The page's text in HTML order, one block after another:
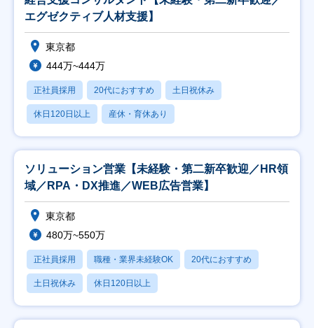
エグゼクティブ人材支援】
東京都
444万~444万
正社員採用 20代におすすめ 土日祝休み
休日120日以上 産休・育休あり
ソリューション営業【未経験・第二新卒歓迎／HR領
域／RPA・DX推進／WEB広告営業】
東京都
480万~550万
正社員採用 職種・業界未経験OK 20代におすすめ
土日祝休み 休日120日以上